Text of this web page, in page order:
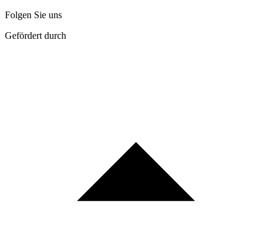
Folgen Sie uns
Gefördert durch